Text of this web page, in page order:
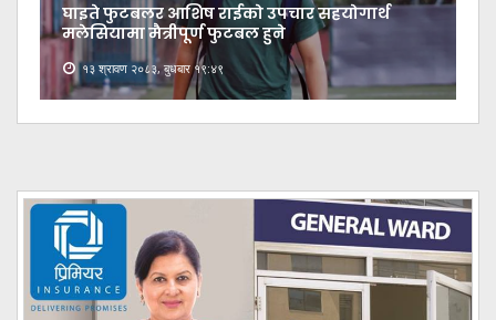
घाइते फुटबलर आशिष राईको उपचार सहयोगार्थ
मलेसियामा मैत्रीपूर्ण फुटबल हुने
१३ श्रावण २०८३, बुधबार १९:४९